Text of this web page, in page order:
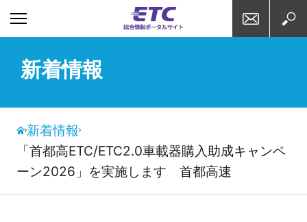
新着情報
新着情報
「首都高ETC/ETC2.0車載器購入助成キャンペ
ーン2026」を実施します 首都高速